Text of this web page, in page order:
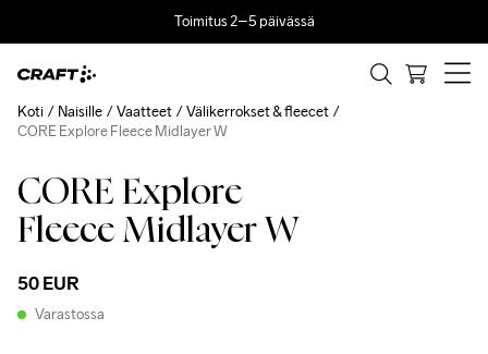
Toimitus 2–5 päivässä
CORE Explore
Fleece Midlayer W
50 EUR
Varastossa
Koti Naisille Vaatteet
Välikerrokset & fleecet
CORE Explore Fleece Midlayer W